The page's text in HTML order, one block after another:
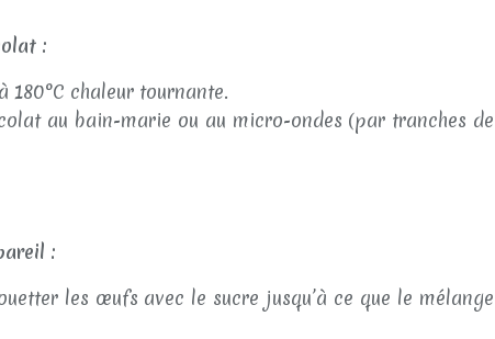
:
chaleur tournante.
au bain-marie ou au micro-ondes (par tranches de
:
les œufs avec le sucre jusqu’à ce que le mélange